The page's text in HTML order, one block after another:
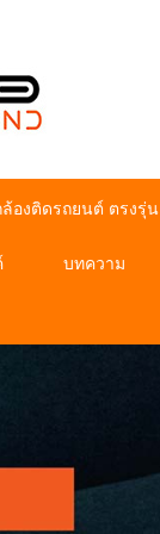
ล้องติดรถยนต์ ตรงรุ่น
บทความ